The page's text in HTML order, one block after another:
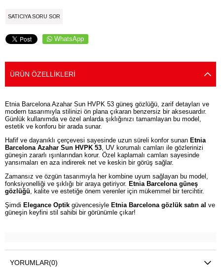
SATICIYA SORU SOR
WhatsApp
ÜRÜN ÖZELLIKLERI
Etnia Barcelona Azahar Sun HVPK 53 güneş gözlüğü, zarif detayları ve
modern tasarımıyla stilinizi ön plana çıkaran benzersiz bir aksesuardır.
Günlük kullanımda ve özel anlarda şıklığınızı tamamlayan bu model,
estetik ve konforu bir arada sunar.
Hafif ve dayanıklı çerçevesi sayesinde uzun süreli konfor sunan Etnia
Barcelona Azahar Sun HVPK 53, UV korumalı camları ile gözlerinizi
güneşin zararlı ışınlarından korur. Özel kaplamalı camları sayesinde
yansımaları en aza indirerek net ve keskin bir görüş sağlar.
Zamansız ve özgün tasarımıyla her kombine uyum sağlayan bu model,
fonksiyonelliği ve şıklığı bir araya getiriyor. Etnia Barcelona güneş
gözlüğü , kalite ve estetiğe önem verenler için mükemmel bir tercihtir.
Şimdi Elegance Optik güvencesiyle Etnia Barcelona gözlük satın al ve
güneşin keyfini stil sahibi bir görünümle çıkar!
YORUMLAR(0)